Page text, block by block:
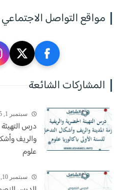
مواقع التواصل الاجتماعي
المشاركات الشائعة
سبتمبر 1, 2025
درس التهيئة
والريف
علوم
سبتمبر 10, 2025